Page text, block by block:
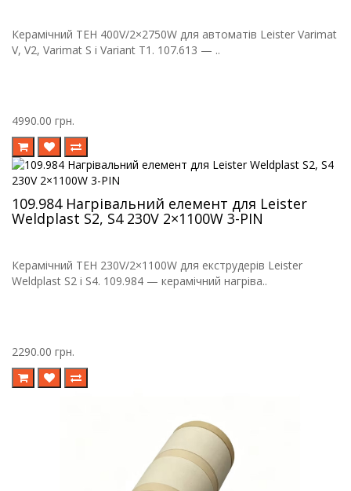
Керамічний ТЕН 400V/2×2750W для автоматів Leister Varimat
V, V2, Varimat S і Variant T1. 107.613 — ..
4990.00 грн.
109.984 Нагрівальний елемент для Leister
Weldplast S2, S4 230V 2×1100W 3-PIN
Керамічний ТЕН 230V/2×1100W для екструдерів Leister
Weldplast S2 і S4. 109.984 — керамічний нагріва..
2290.00 грн.